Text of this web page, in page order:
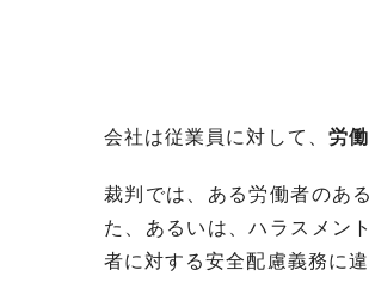
会社は従業員に対して、 労
裁判では、ある労働者のあ
た、あるいは、ハラスメン
者に対する安全配慮義務に